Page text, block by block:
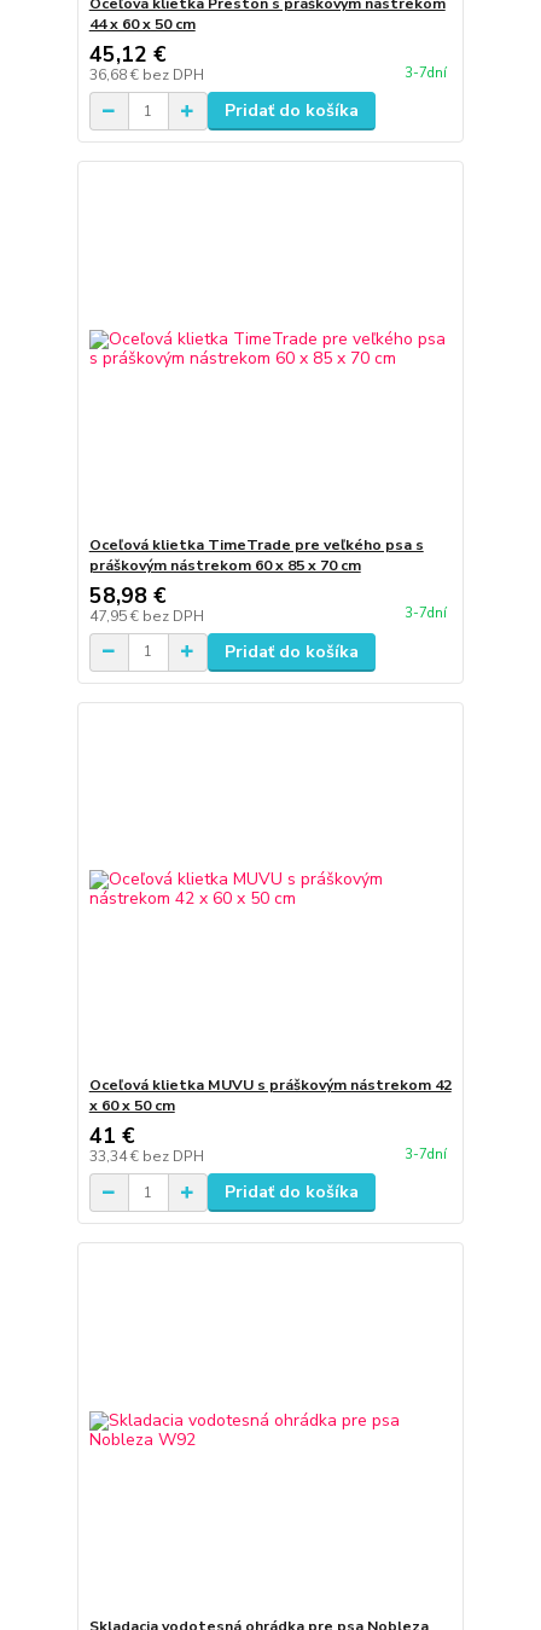
Oceľová klietka Preston s práškovým nástrekom
44 x 60 x 50 cm
45,12 €
36,68 € bez DPH 3-7dní
Pridať do košíka
Oceľová klietka TimeTrade pre veľkého psa s
práškovým nástrekom 60 x 85 x 70 cm
58,98 €
47,95 € bez DPH 3-7dní
Pridať do košíka
Oceľová klietka MUVU s práškovým nástrekom 42
x 60 x 50 cm
41 €
33,34 € bez DPH 3-7dní
Pridať do košíka